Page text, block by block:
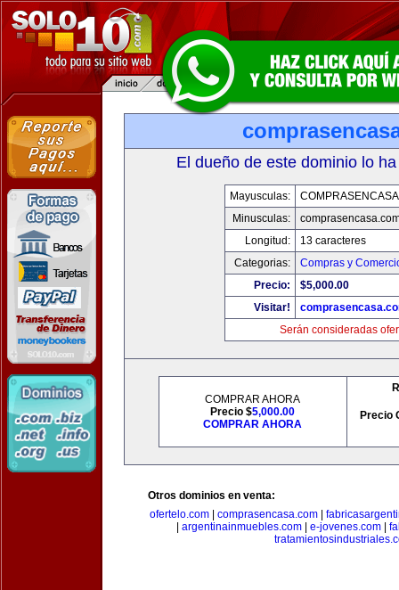
El dueño de este dominio lo
Mayusculas:
Minusculas:
Longitud:
13 caracteres
Categorias:
Compras y
Precio:
$5,000.00
Visitar!
Serán consideradas
COMPRAR AHORA
Precio $5,000.00
COMPRAR AHORA
Precio
Otros dominios en venta:
ofertelo.com| comprasencasa.com|
argentinainmuebles.com| e-jovenes.com|